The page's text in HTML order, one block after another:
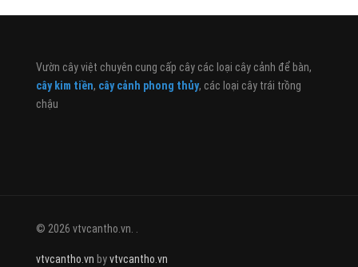
Vườn cây việt chuyên cung cấp cây các loại cây cảnh để bàn,
cây kim tiền, cây cảnh phong thủy, các loại cây trái trồng
chậu
© 2026 vtvcantho.vn. .
vtvcantho.vn byvtvcantho.vn